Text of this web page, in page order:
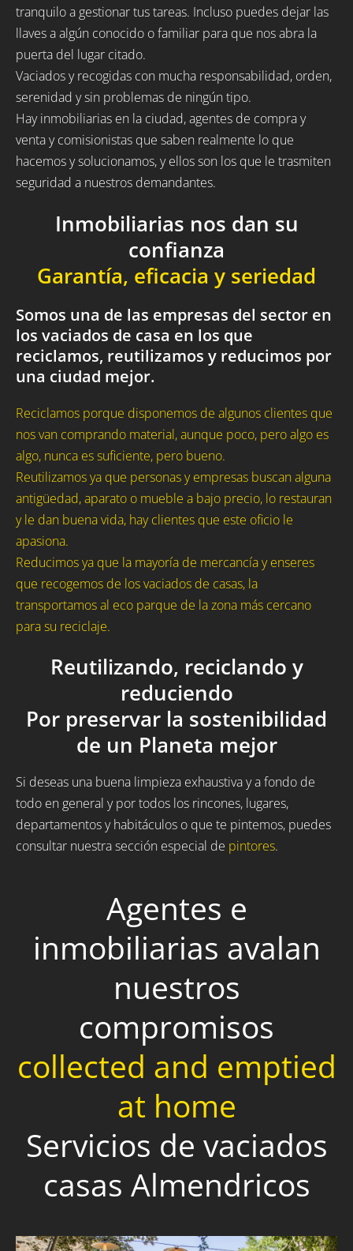
tranquilo a gestionar tus tareas. Incluso puedes dejar las
llaves a algún conocido o familiar para que nos abra la
puerta del lugar citado.
Vaciados y recogidas con mucha responsabilidad, orden,
serenidad y sin problemas de ningún tipo.
Hay inmobiliarias en la ciudad, agentes de compra y
venta y comisionistas que saben realmente lo que
hacemos y solucionamos, y ellos son los que le trasmiten
seguridad a nuestros demandantes.
Inmobiliarias nos dan su
confianza
Garantía, eficacia y seriedad
Somos una de las empresas del sector en
los vaciados de casa en los que
reciclamos, reutilizamos y reducimos por
una ciudad mejor.
Reciclamos porque disponemos de algunos clientes que
nos van comprando material, aunque poco, pero algo es
algo, nunca es suficiente, pero bueno.
Reutilizamos ya que personas y empresas buscan alguna
antigüedad, aparato o mueble a bajo precio, lo restauran
y le dan buena vida, hay clientes que este oficio le
apasiona.
Reducimos ya que la mayoría de mercancía y enseres
que recogemos de los vaciados de casas, la
transportamos al eco parque de la zona más cercano
para su reciclaje.
Reutilizando, reciclando y
reduciendo
Por preservar la sostenibilidad
de un Planeta mejor
Si deseas una buena limpieza exhaustiva y a fondo de
todo en general y por todos los rincones, lugares,
departamentos y habitáculos o que te pintemos, puedes
consultar nuestra sección especial de pintores.
Agentes e
inmobiliarias avalan
nuestros
compromisos
collected and emptied
at home
Servicios de vaciados
casas Almendricos